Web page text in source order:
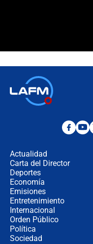
Actualidad
Carta del Director
Deportes
Economía
Emisiones
Entretenimiento
Internacional
Orden Público
Política
Sociedad